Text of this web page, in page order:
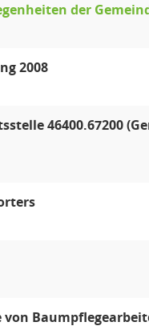
der
2008
46400.67200